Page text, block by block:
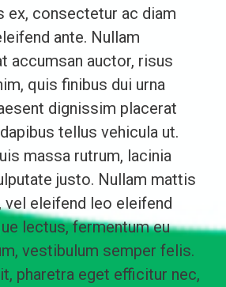
ex, consectetur ac diam
ante. Nullam
accumsan auctor, risus
quis finibus dui urna
dignissim placerat
tellus vehicula ut.
massa rutrum, lacinia
justo. Nullam mattis
vel eleifend leo eleifend
lectus, fermentum eu
vestibulum semper felis.
pharetra eget efficitur nec,